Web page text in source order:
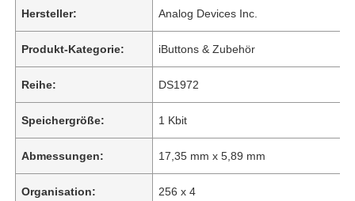
Hersteller: Analog Devices Inc.
Produkt-Kategorie: iButtons & Zubehör
Reihe: DS1972
Speichergröße: 1 Kbit
Abmessungen: 17,35 mm x 5,89 mm
Organisation: 256 x 4